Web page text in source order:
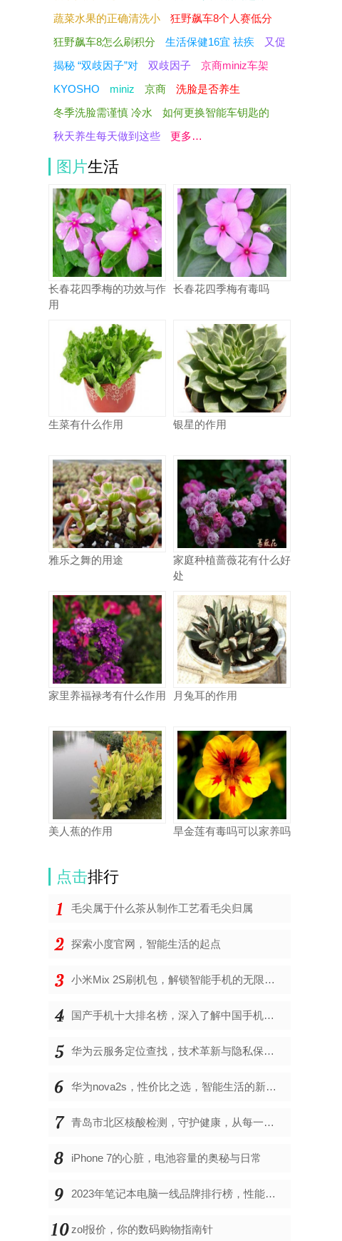
蔬菜水果的正确清洗小
狂野飙车8个人赛低分
狂野飙车8怎么刷积分
生活保健16宜 祛疾
又促
揭秘 “双歧因子”对
双歧因子
京商miniz车架
KYOSHO
miniz 京商
洗脸是否养生
冬季洗脸需谨慎 冷水
如何更换智能车钥匙的
秋天养生每天做到这些
更多…
图片生活
长春花四季梅的功效与作
用
长春花四季梅有毒吗
生菜有什么作用 银星的作用
雅乐之舞的用途
家庭种植蔷薇花有什么好
处
家里养福禄考有什么作用 月兔耳的作用
美人蕉的作用 旱金莲有毒吗可以家养吗
点击排行
毛尖属于什么茶从制作工艺看毛尖归属
探索小度官网，智能生活的起点
小米Mix 2S刷机包，解锁智能手机的无限可能
国产手机十大排名榜，深入了解中国手机市场的佼佼者
华为云服务定位查找，技术革新与隐私保护的双重奏
华为nova2s，性价比之选，智能生活的新伙伴
青岛市北区核酸检测，守护健康，从每一次检测开始
iPhone 7的心脏，电池容量的奥秘与日常
2023年笔记本电脑一线品牌排行榜，性能、创新与用户满意度的综合考量
zol报价，你的数码购物指南针